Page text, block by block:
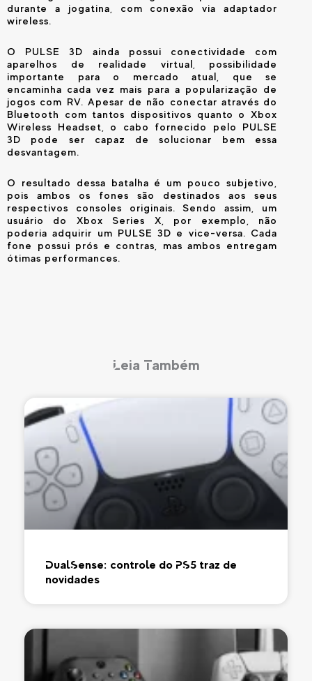
durante a jogatina, com conexão via adaptador
wireless.
O PULSE 3D ainda possui conectividade com
aparelhos de realidade virtual, possibilidade
importante para o mercado atual, que se
encaminha cada vez mais para a popularização de
jogos com RV. Apesar de não conectar através do
Bluetooth com tantos dispositivos quanto o Xbox
Wireless Headset, o cabo fornecido pelo PULSE
3D pode ser capaz de solucionar bem essa
desvantagem.
O resultado dessa batalha é um pouco subjetivo,
pois ambos os fones são destinados aos seus
respectivos consoles originais. Sendo assim, um
usuário do Xbox Series X, por exemplo, não
poderia adquirir um PULSE 3D e vice-versa. Cada
fone possui prós e contras, mas ambos entregam
ótimas performances.
Leia Também
DualSense: controle do PS5 traz de
novidades